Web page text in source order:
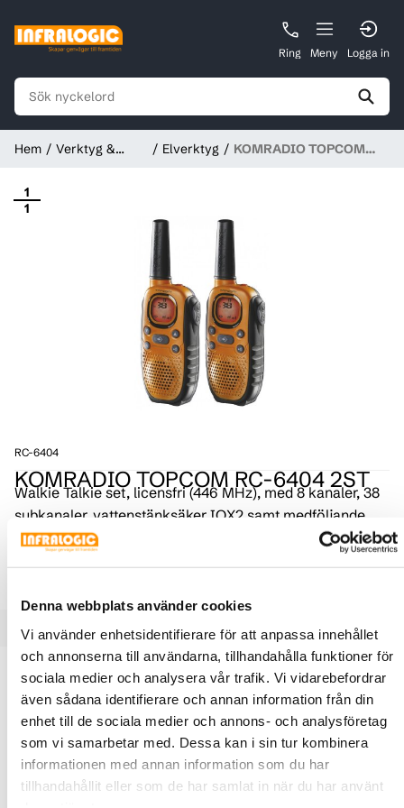
Denna webbplats använder cookies
Vi använder enhetsidentifierare för att anpassa innehållet
och annonserna till användarna, tillhandahålla funktioner för
sociala medier och analysera vår trafik. Vi vidarebefordrar
även sådana identifierare och annan information från din
enhet till de sociala medier och annons- och analysföretag
som vi samarbetar med. Dessa kan i sin tur kombinera
informationen med annan information som du har
tillhandahållit eller som de har samlat in när du har använt
Ring Meny Logga in
Hem
Verktyg &
Elverktyg
KOMRADIO TOPCOM
1
1
RC-6404
KOMRADIO TOPCOM RC-6404 2ST
Walkie Talkie set, licensfri (446 MHz), med 8 kanaler, 38
subkanaler, vattenstänksäker IOX2 samt medföljande
axelmikrofon, dubbla bordsladdare, dubbla billaddare
Specifikationer
Räckvidd upp till 10 km, 8 Kanaler, 38 CTCSS,
Övervakningsfunktion, Sökfunktion, Vox-kontroll,
Bakgrundsbelysning, Bekräftelsesignal till/från, 24